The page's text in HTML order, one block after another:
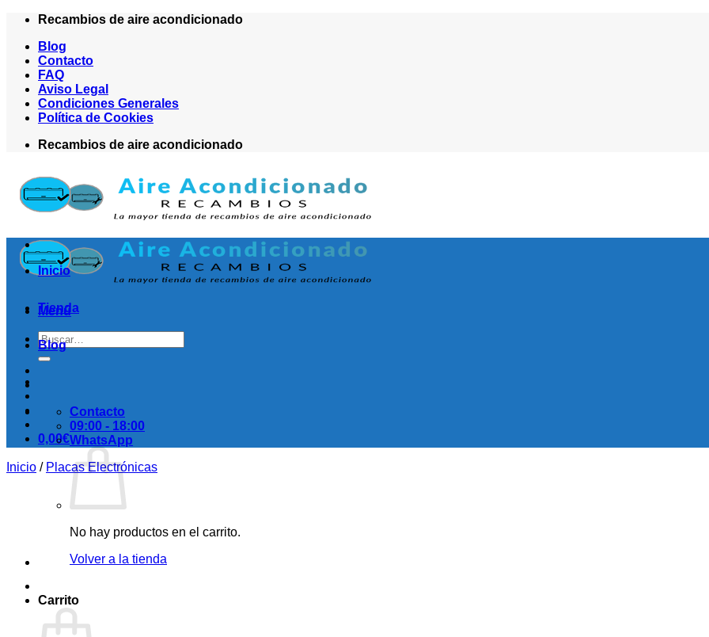
Saltar
contenido
Recambios de aire acondicionado
Blog
Contacto
FAQ
Aviso Legal
Condiciones Generales
Política de Cookies
Recambios de aire acondicionado
Menú
Buscar
por:
0,00€
No hay productos en el carrito.
Volver a la tienda
Carrito
Inicio
Tienda
Blog
Contacto
09:00 - 18:00
WhatsApp
Inicio / Placas Electrónicas